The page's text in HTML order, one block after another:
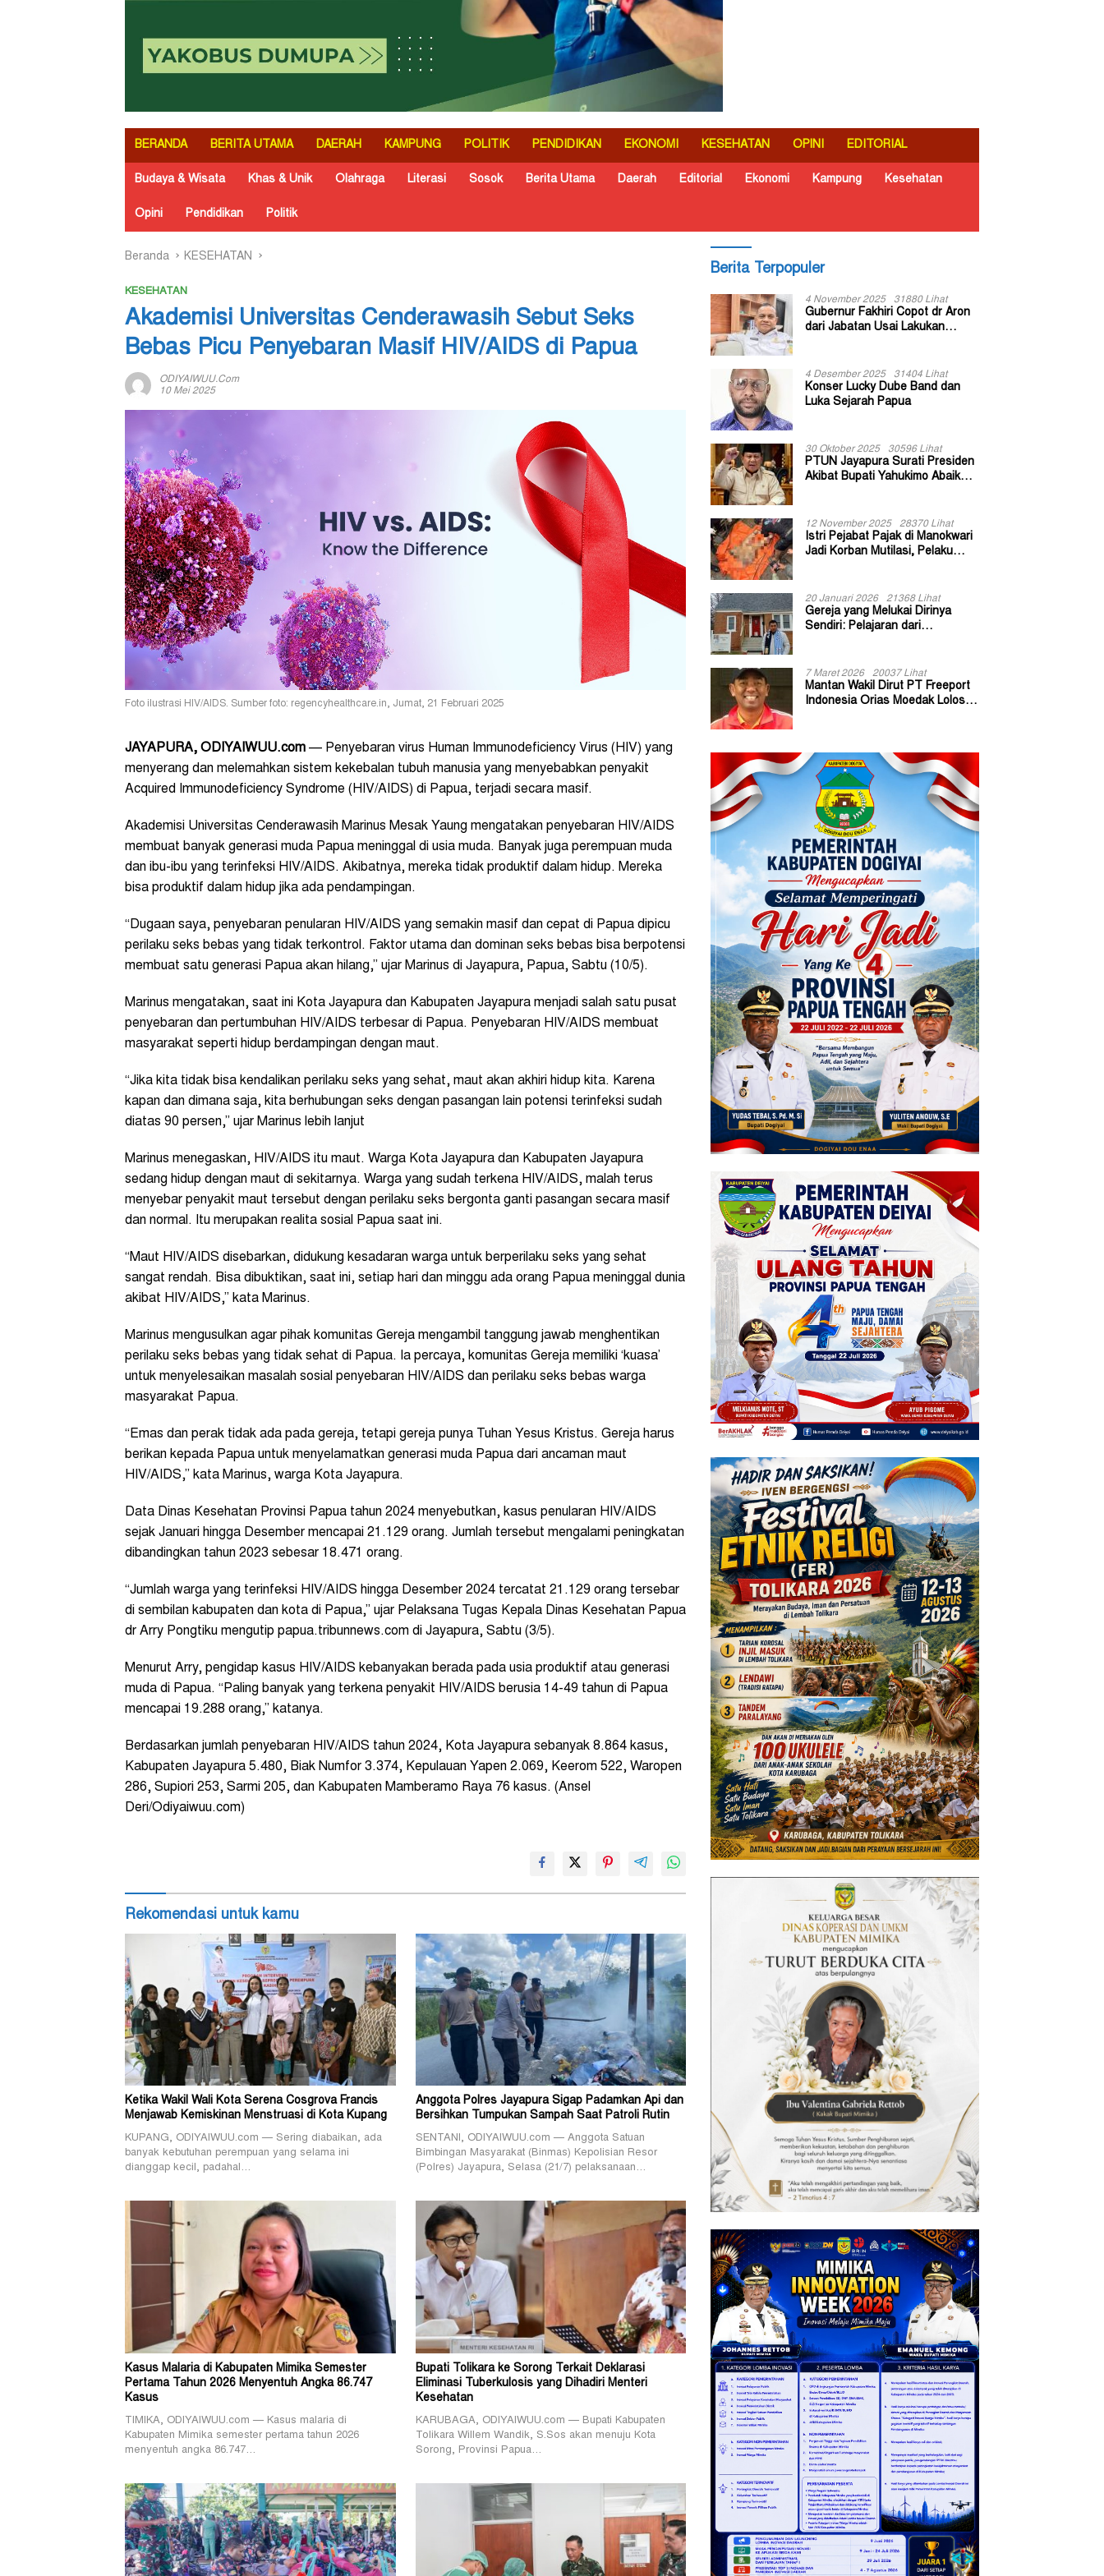
BERANDA BERITA UTAMA DAERAH KAMPUNG POLITIK PENDIDIKAN EKONOMI KESEHATAN OPINI EDITORIAL
Budaya & Wisata Khas & Unik Olahraga Literasi Sosok Berita Utama Daerah Editorial Ekonomi Kampung Kesehatan
Opini Pendidikan Politik
Beranda KESEHATAN
KESEHATAN
Akademisi Universitas Cenderawasih Sebut Seks
Bebas Picu Penyebaran Masif HIV/AIDS di Papua
ODIYAIWUU.com
10 Mei 2025
Foto ilustrasi HIV/AIDS. Sumber foto: regencyhealthcare.in, Jumat, 21 Februari 2025
JAYAPURA, ODIYAIWUU.com — Penyebaran virus Human Immunodeficiency Virus (HIV) yang
menyerang dan melemahkan sistem kekebalan tubuh manusia yang menyebabkan penyakit
Acquired Immunodeficiency Syndrome (HIV/AIDS) di Papua, terjadi secara masif.
Akademisi Universitas Cenderawasih Marinus Mesak Yaung mengatakan penyebaran HIV/AIDS
membuat banyak generasi muda Papua meninggal di usia muda. Banyak juga perempuan muda
dan ibu-ibu yang terinfeksi HIV/AIDS. Akibatnya, mereka tidak produktif dalam hidup. Mereka
bisa produktif dalam hidup jika ada pendampingan.
“Dugaan saya, penyebaran penularan HIV/AIDS yang semakin masif dan cepat di Papua dipicu
perilaku seks bebas yang tidak terkontrol. Faktor utama dan dominan seks bebas bisa berpotensi
membuat satu generasi Papua akan hilang,” ujar Marinus di Jayapura, Papua, Sabtu (10/5).
Marinus mengatakan, saat ini Kota Jayapura dan Kabupaten Jayapura menjadi salah satu pusat
penyebaran dan pertumbuhan HIV/AIDS terbesar di Papua. Penyebaran HIV/AIDS membuat
masyarakat seperti hidup berdampingan dengan maut.
“Jika kita tidak bisa kendalikan perilaku seks yang sehat, maut akan akhiri hidup kita. Karena
kapan dan dimana saja, kita berhubungan seks dengan pasangan lain potensi terinfeksi sudah
diatas 90 persen,” ujar Marinus lebih lanjut
Marinus menegaskan, HIV/AIDS itu maut. Warga Kota Jayapura dan Kabupaten Jayapura
sedang hidup dengan maut di sekitarnya. Warga yang sudah terkena HIV/AIDS, malah terus
menyebar penyakit maut tersebut dengan perilaku seks bergonta ganti pasangan secara masif
dan normal. Itu merupakan realita sosial Papua saat ini.
“Maut HIV/AIDS disebarkan, didukung kesadaran warga untuk berperilaku seks yang sehat
sangat rendah. Bisa dibuktikan, saat ini, setiap hari dan minggu ada orang Papua meninggal dunia
akibat HIV/AIDS,” kata Marinus.
Marinus mengusulkan agar pihak komunitas Gereja mengambil tanggung jawab menghentikan
perilaku seks bebas yang tidak sehat di Papua. Ia percaya, komunitas Gereja memiliki ‘kuasa’
untuk menyelesaikan masalah sosial penyebaran HIV/AIDS dan perilaku seks bebas warga
masyarakat Papua.
“Emas dan perak tidak ada pada gereja, tetapi gereja punya Tuhan Yesus Kristus. Gereja harus
berikan kepada Papua untuk menyelamatkan generasi muda Papua dari ancaman maut
HIV/AIDS,” kata Marinus, warga Kota Jayapura.
Data Dinas Kesehatan Provinsi Papua tahun 2024 menyebutkan, kasus penularan HIV/AIDS
sejak Januari hingga Desember mencapai 21.129 orang. Jumlah tersebut mengalami peningkatan
dibandingkan tahun 2023 sebesar 18.471 orang.
“Jumlah warga yang terinfeksi HIV/AIDS hingga Desember 2024 tercatat 21.129 orang tersebar
di sembilan kabupaten dan kota di Papua,” ujar Pelaksana Tugas Kepala Dinas Kesehatan Papua
dr Arry Pongtiku mengutip papua.tribunnews.com di Jayapura, Sabtu (3/5).
Menurut Arry, pengidap kasus HIV/AIDS kebanyakan berada pada usia produktif atau generasi
muda di Papua. “Paling banyak yang terkena penyakit HIV/AIDS berusia 14-49 tahun di Papua
mencapai 19.288 orang,” katanya.
Berdasarkan jumlah penyebaran HIV/AIDS tahun 2024, Kota Jayapura sebanyak 8.864 kasus,
Kabupaten Jayapura 5.480, Biak Numfor 3.374, Kepulauan Yapen 2.069, Keerom 522, Waropen
286, Supiori 253, Sarmi 205, dan Kabupaten Mamberamo Raya 76 kasus. (Ansel
Deri/Odiyaiwuu.com)
Rekomendasi untuk kamu
Ketika Wakil Wali Kota Serena Cosgrova Francis
Menjawab Kemiskinan Menstruasi di Kota Kupang
KUPANG, ODIYAIWUU.com — Sering diabaikan, ada
banyak kebutuhan perempuan yang selama ini
dianggap kecil, padahal…
Anggota Polres Jayapura Sigap Padamkan Api dan
Bersihkan Tumpukan Sampah Saat Patroli Rutin
SENTANI, ODIYAIWUU.com — Anggota Satuan
Bimbingan Masyarakat (Binmas) Kepolisian Resor
(Polres) Jayapura, Selasa (21/7) pelaksanaan…
Kasus Malaria di Kabupaten Mimika Semester
Pertama Tahun 2026 Menyentuh Angka 86.747
Kasus
TIMIKA, ODIYAIWUU.com — Kasus malaria di
Kabupaten Mimika semester pertama tahun 2026
menyentuh angka 86.747…
Bupati Tolikara ke Sorong Terkait Deklarasi
Eliminasi Tuberkulosis yang Dihadiri Menteri
Kesehatan
KARUBAGA, ODIYAIWUU.com — Bupati Kabupaten
Tolikara Willem Wandik, S.Sos akan menuju Kota
Sorong, Provinsi Papua…
Berita Terpopuler
4 November 2025 31880 Lihat
Gubernur Fakhiri Copot dr Aron
dari Jabatan Usai Lakukan
4 Desember 2025 31404 Lihat
Konser Lucky Dube Band dan
Luka Sejarah Papua
30 Oktober 2025 30596 Lihat
PTUN Jayapura Surati Presiden
Akibat Bupati Yahukimo Abaikan
12 November 2025 28370 Lihat
Istri Pejabat Pajak di Manokwari
Jadi Korban Mutilasi, Pelaku
20 Januari 2026 21368 Lihat
Gereja yang Melukai Dirinya
Sendiri: Pelajaran dari
7 Maret 2026 20037 Lihat
Mantan Wakil Dirut PT Freeport
Indonesia Orias Moedak Lolos